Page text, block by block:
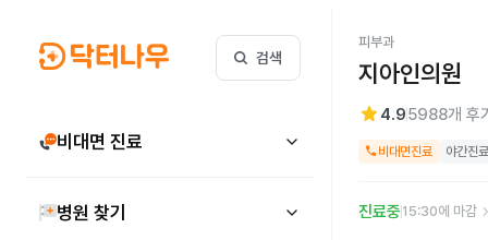
검색
비대면 진료
병원 찾기
피부과
지아인의원
star 4.95988개 후
call 비대면진료 야간진료
진료중 15:30에 마감